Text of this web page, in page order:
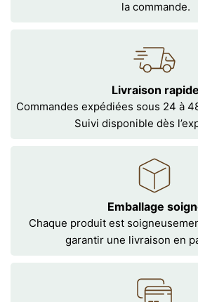
la commande.
Livraison rapide
Commandes expédiées sous 24 à
Suivi disponible dès
Emballage
Chaque produit est
garantir une livraison en